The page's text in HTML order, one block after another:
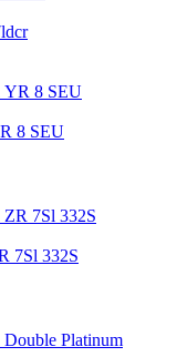
8 SEU
7Sl 332S